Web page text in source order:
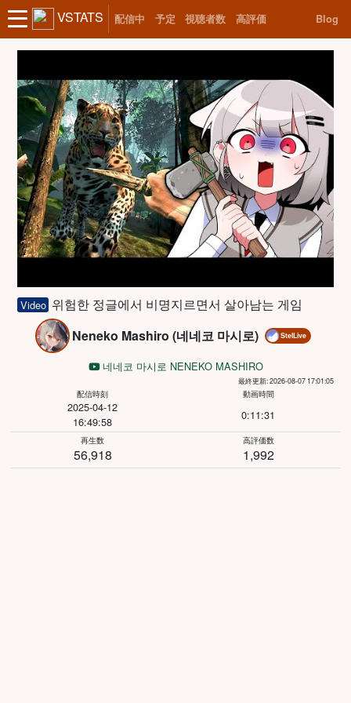
VSTATS 配信中 予定 視聴者数 高評価 Blog
Video 위험한 정글에서 비명지르면서 살아남는 게임
Neneko Mashiro (네네코 마시로)
StelLive
네네코 마시로 NENEKO MASHIRO
最終更新: 2026-08-07 17:01:05
配信時刻
2025-04-12
16:49:58
動画時間
0:11:31
再生数
56,918
高評価数
1,992